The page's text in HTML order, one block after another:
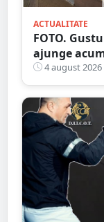
ACTUALITATE
FOTO.
ajunge
(fosta
4 august 2026